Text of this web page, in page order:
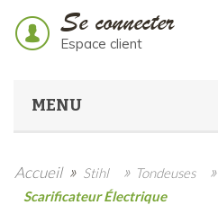
Se connecter
Espace client
MENU
Accueil » Stihl » Tondeuses »
Scarificateur Électrique